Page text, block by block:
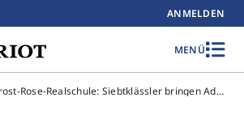
ANMELDEN
MENÜ
Drost-Rose-Realschule: Siebtklässler bringen Adventsstimmung in den Burghof